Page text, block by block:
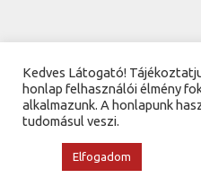
Kedves Látogató!
honlap felhasználói élmény
alkalmazunk. A honlapunk
tudomásul veszi.
Elfogadom